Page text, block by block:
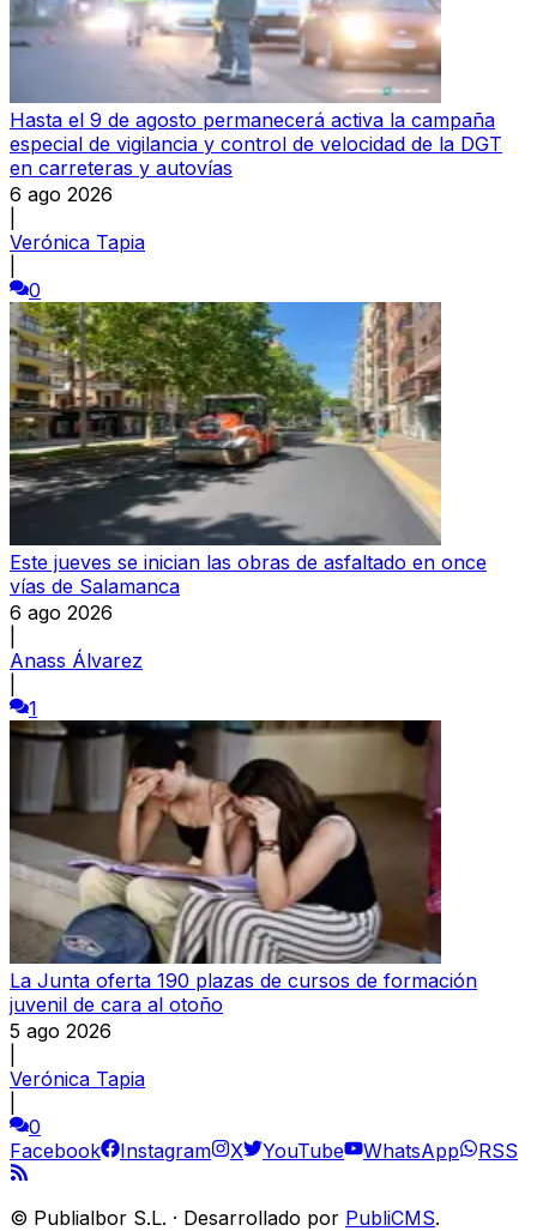
Hasta el 9 de agosto permanecerá activa la campaña
especial de vigilancia y control de velocidad de la DGT
en carreteras y autovías
6 ago 2026
Verónica Tapia
0
Este jueves se inician las obras de asfaltado en once
vías de Salamanca
6 ago 2026
Anass Álvarez
1
La Junta oferta 190 plazas de cursos de formación
juvenil de cara al otoño
5 ago 2026
Verónica Tapia
0
Facebook
Instagram X YouTube WhatsApp RSS
© Publialbor S.L. · Desarrollado por PubliCMS.